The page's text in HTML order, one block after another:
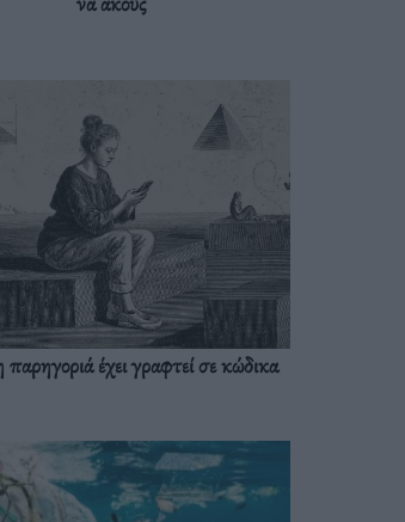
έχει γραφτεί σε κώδικα